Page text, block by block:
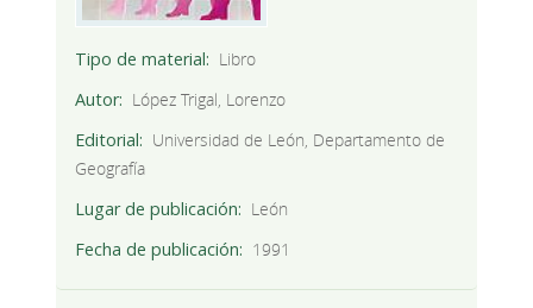
Tipo de material
Libro
Autor
López Trigal, Lorenzo
Editorial
Universidad de León, Departamento de
Geografía
Lugar de publicación
León
Fecha de publicación
1991